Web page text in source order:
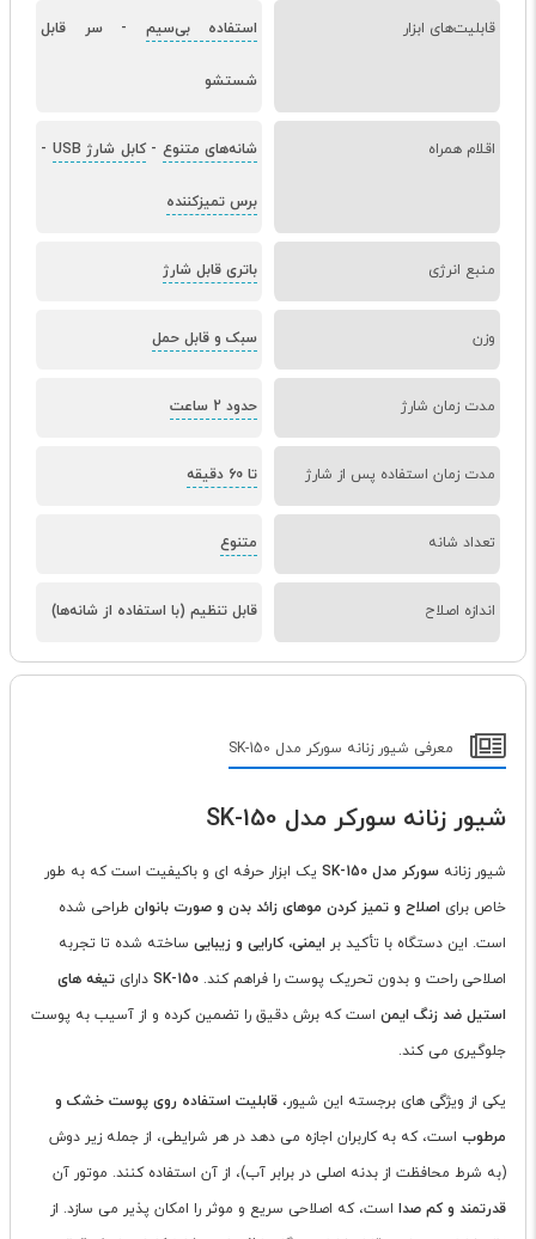
قابلیت‌های ابزار استفاده بی‌سیم -سر قابل
شستشو
اقلام همراه شانه‌های متنوع -کابل شارژ USB -
برس تمیزکننده
منبع انرژی باتری قابل شارژ
وزن سبک و قابل حمل
مدت زمان شارژ حدود 2 ساعت
مدت زمان استفاده پس از شارژ تا 60 دقیقه
تعداد شانه متنوع
اندازه اصلاح قابل تنظیم (با استفاده از شانه‌ها)
معرفی شیور زنانه سورکر مدل SK-150
شیور زنانه سورکر مدل SK-150
شیور زنانه سورکر مدل SK-150
یک ابزار حرفه ای و باکیفیت است که به طور
خاص برای اصلاح و تمیز کردن موهای زائد بدن و صورت بانوان طراحی شده
است. این دستگاه با تأکید بر ایمنی، کارایی و زیبایی ساخته شده تا تجربه
اصلاحی راحت و بدون تحریک پوست را فراهم کند. SK-150 دارای تیغه های
استیل ضد زنگ ایمن است که برش دقیق را تضمین کرده و از آسیب به پوست
جلوگیری می کند.
یکی از ویژگی های برجسته این شیور، قابلیت استفاده روی پوست خشک و
مرطوب است، که به کاربران اجازه می دهد در هر شرایطی، از جمله زیر دوش
(به شرط محافظت از بدنه اصلی در برابر آب)، از آن استفاده کنند. موتور آن
قدرتمند و کم صدا است، که اصلاحی سریع و موثر را امکان پذیر می سازد. از